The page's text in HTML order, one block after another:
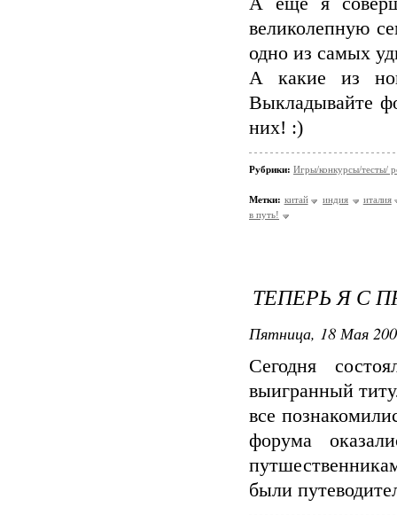
великолепную
одно из самых
А какие из
Выкладывайте
них! :)
Рубрики: Игры/конкурсы/тесты/
Метки: китай индия
италия
в путь!
ТЕПЕРЬ Я С
Пятница, 18 Мая
Сегодня
выигранный
все
форума
были